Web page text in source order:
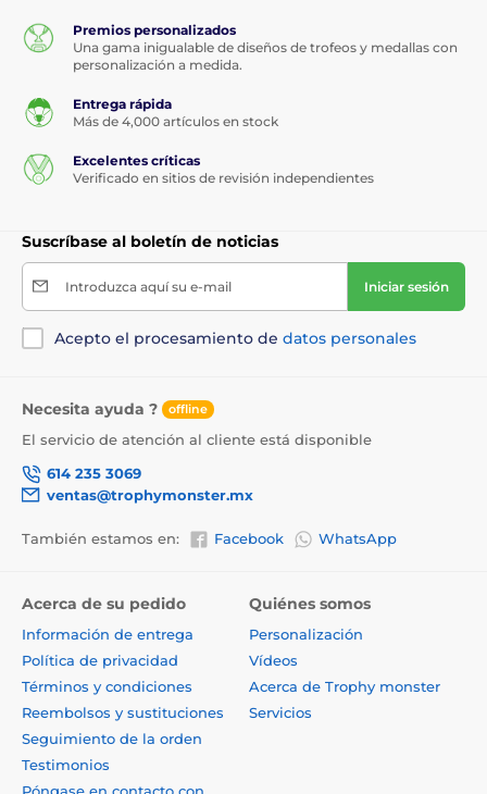
Premios personalizados
Una gama inigualable de diseños de trofeos y medallas con
personalización a medida.
Entrega rápida
Más de 4,000 artículos en stock
Excelentes críticas
Verificado en sitios de revisión independientes
Suscríbase al boletín de noticias
Introduzca aquí su e-mail Iniciar sesión
Acepto el procesamiento de datos personales
Necesita ayuda ? offline
El servicio de atención al cliente está disponible
614 235 3069
ventas@trophymonster.mx
También estamos en: Facebook WhatsApp
Acerca de su pedido
Información de entrega
Política de privacidad
Términos y condiciones
Reembolsos y sustituciones
Seguimiento de la orden
Testimonios
Quiénes somos
Personalización
Vídeos
Acerca de Trophy monster
Servicios